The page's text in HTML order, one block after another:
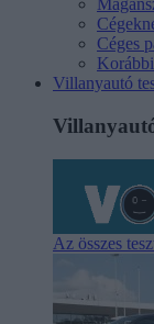
Céges
Villanyautó
Az összes